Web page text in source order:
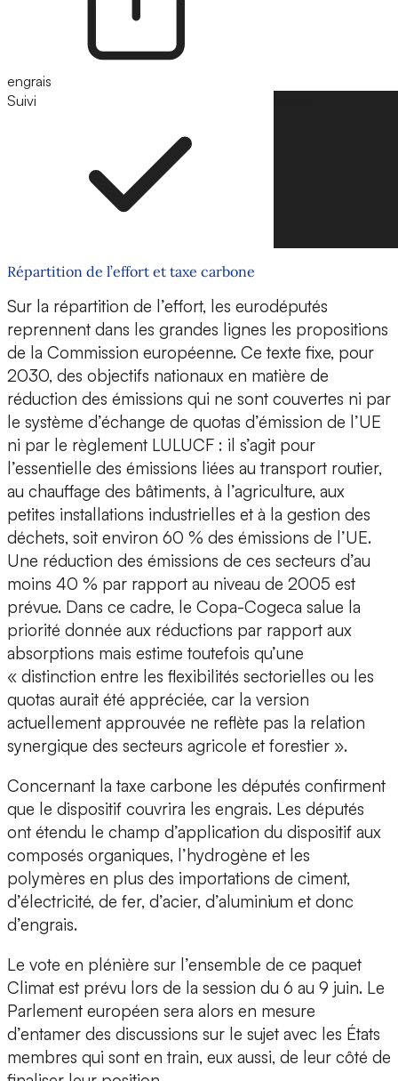
engrais
Suivi
Répartition de l’effort et taxe carbone
Sur la répartition de l’effort, les eurodéputés
reprennent dans les grandes lignes les propositions
de la Commission européenne. Ce texte fixe, pour
2030, des objectifs nationaux en matière de
réduction des émissions qui ne sont couvertes ni par
le système d’échange de quotas d’émission de l’UE
ni par le règlement LULUCF : il s’agit pour
l’essentielle des émissions liées au transport routier,
au chauffage des bâtiments, à l’agriculture, aux
petites installations industrielles et à la gestion des
déchets, soit environ 60 % des émissions de l’UE.
Une réduction des émissions de ces secteurs d’au
moins 40 % par rapport au niveau de 2005 est
prévue. Dans ce cadre, le Copa-Cogeca salue la
priorité donnée aux réductions par rapport aux
absorptions mais estime toutefois qu’une
« distinction entre les flexibilités sectorielles ou les
quotas aurait été appréciée, car la version
actuellement approuvée ne reflète pas la relation
synergique des secteurs agricole et forestier ».
Concernant la taxe carbone les députés confirment
que le dispositif couvrira les engrais. Les députés
ont étendu le champ d’application du dispositif aux
composés organiques, l’hydrogène et les
polymères en plus des importations de ciment,
d’électricité, de fer, d’acier, d’aluminium et donc
d’engrais.
Le vote en plénière sur l’ensemble de ce paquet
Climat est prévu lors de la session du 6 au 9 juin. Le
Parlement européen sera alors en mesure
d’entamer des discussions sur le sujet avec les États
membres qui sont en train, eux aussi, de leur côté de